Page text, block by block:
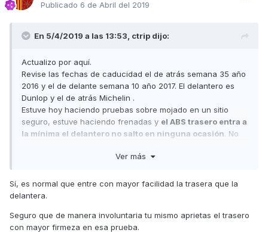
Publicado 6 de Abril del 2019
En 5/4/2019 a las 13:53, ctrip dijo:
Actualizo por aquí.
Revise las fechas de caducidad el de atrás semana 35 año
2016 y el de delante semana 10 año 2017. El delantero es
Dunlop y el de atrás Michelin .
Estuve hoy haciendo pruebas sobre mojado en un sitio
seguro, estuve haciendo frenadas y el ABS trasero entra a
la mínima el delantero no salto en ninguna ocasión. No
O es que hay una gran diferencia
Enviado desde mi SM-G920F mediante Tapatalk
Ver más
Sí, es normal que entre con mayor facilidad la trasera que la
delantera.
Seguro que de manera involuntaria tu mismo aprietas el trasero
con mayor firmeza en esa prueba.